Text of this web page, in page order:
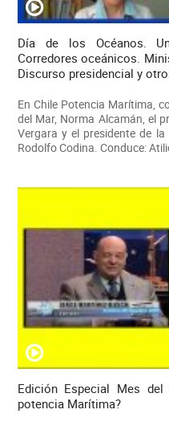
Día de los Océanos.
Corredores oceánicos.
Discurso presidencial y
En Chile Potencia Marítima,
del Mar, Norma Alcamán, el
Vergara y el presidente de
Rodolfo Codina. Conduce:
Edición Especial Mes
potencia Marítima?